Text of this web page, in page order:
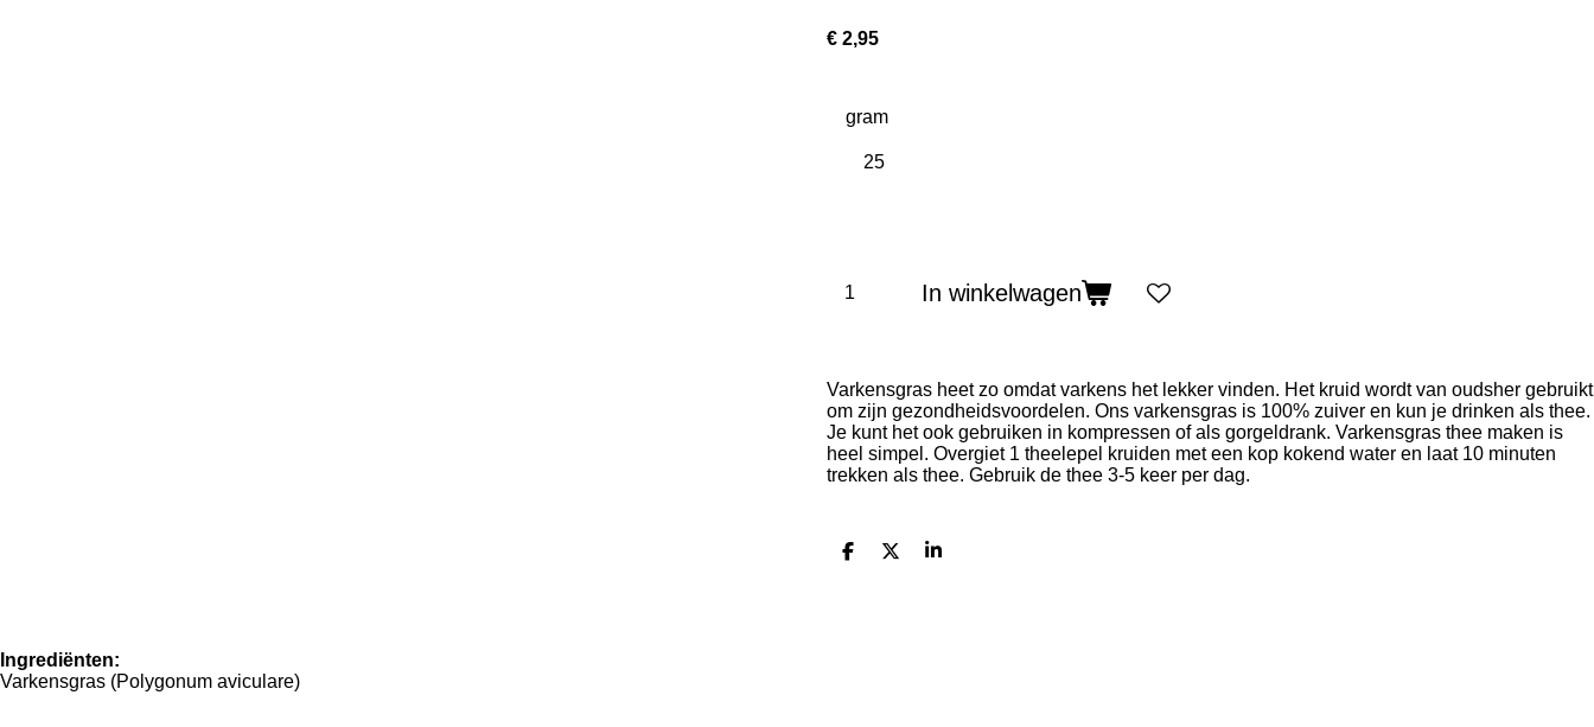
€ 2,95
gram
In winkelwagen
Varkensgras heet zo omdat varkens het lekker vinden. Het kruid wordt van oudsher gebruikt
om zijn gezondheidsvoordelen. Ons varkensgras is 100% zuiver en kun je drinken als thee.
Je kunt het ook gebruiken in kompressen of als gorgeldrank. Varkensgras thee maken is
heel simpel. Overgiet 1 theelepel kruiden met een kop kokend water en laat 10 minuten
trekken als thee. Gebruik de thee 3-5 keer per dag.
D
D
S
Ingrediënten:
Varkensgras (Polygonum aviculare)